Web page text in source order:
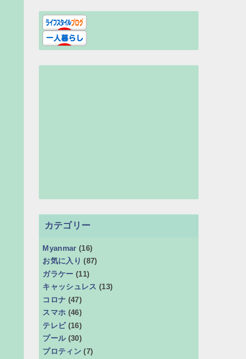
カテゴリー
Myanmar (16)
お気に入り (87)
ガラケー (11)
キャッシュレス (13)
コロナ (47)
スマホ (46)
テレビ (16)
プール (30)
プロティン (7)